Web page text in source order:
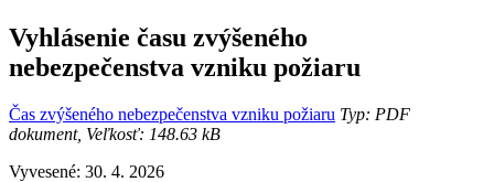
Vyhlásenie času zvýšeného
nebezpečenstva vzniku požiaru
Čas zvýšeného nebezpečenstva vzniku požiaru Typ: PDF
dokument, Veľkosť: 148.63 kB
Vyvesené: 30. 4. 2026